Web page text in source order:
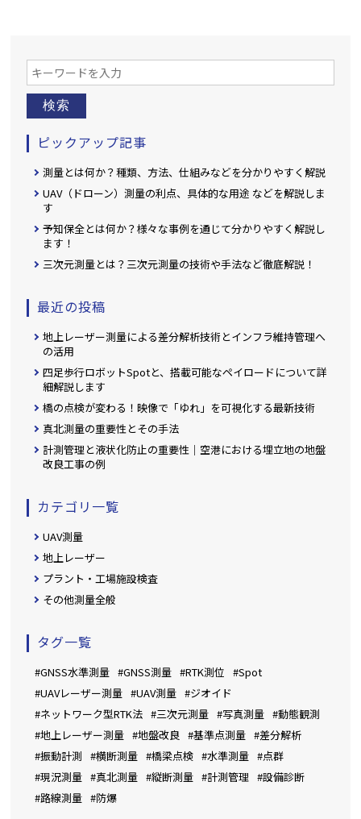
検索
ピックアップ記事
測量とは何か？種類、方法、仕組みなどを分かりやすく解説
UAV（ドローン）測量の利点、具体的な用途 などを解説しま
す
予知保全とは何か？様々な事例を通じて分かりやすく解説し
ます！
三次元測量とは？三次元測量の技術や手法など徹底解説！
最近の投稿
地上レーザー測量による差分解析技術とインフラ維持管理へ
の活用
四足歩行ロボットSpotと、搭載可能なペイロードについて詳
細解説します
橋の点検が変わる！映像で「ゆれ」を可視化する最新技術
真北測量の重要性とその手法
計測管理と液状化防止の重要性｜空港における埋立地の地盤
改良工事の例
カテゴリ一覧
UAV測量
地上レーザー
プラント・工場施設検査
その他測量全般
タグ一覧
#GNSS水準測量 #GNSS測量 #RTK測位
#Spot
#UAVレーザー測量 #UAV測量 #ジオイド
#ネットワーク型RTK法 #三次元測量 #写真測量 #動態観測
#地上レーザー測量 #地盤改良 #基準点測量 #差分解析
#振動計測
#横断測量 #橋梁点検 #水準測量 #点群
#現況測量 #真北測量 #縦断測量 #計測管理 #設備診断
#路線測量 #防爆